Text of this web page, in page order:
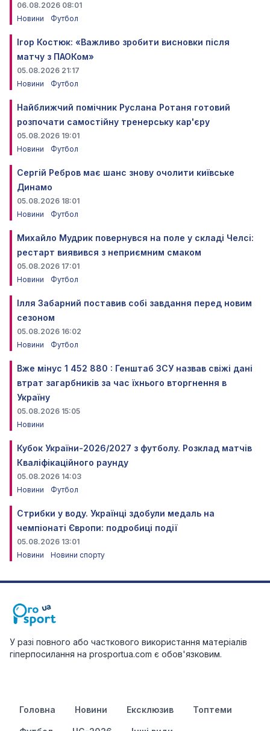
06.08.2026 08:01
Новини
Футбол
Ігор Костюк: «Важливо зробити висновки після
матчу з ПАОКом»
05.08.2026 21:17
Новини
Футбол
Найближчий помічник Руслана Ротаня готовий
розпочати самостійну тренерську кар'єру
05.08.2026 19:01
Новини
Футбол
Сергій Ребров має шанс знову очолити київське
Динамо
05.08.2026 18:01
Новини
Футбол
Михайло Мудрик повернувся на поле у складі Челсі:
рестарт виявився з неприємним смаком
05.08.2026 17:01
Новини
Футбол
Ілля Забарний поставив собі завдання перед новим
сезоном
05.08.2026 16:02
Новини
Футбол
Вже мінус 1 452 880 : Генштаб ЗСУ назвав свіжі дані
втрат загарбників за час їхнього вторгнення в
Україну
05.08.2026 15:05
Новини
Кубок України-2026/2027 з футболу. Розклад матчів
Кваліфікаційного раунду
05.08.2026 14:03
Новини
Футбол
Стрибки у воду. Українці здобули медаль на
чемпіонаті Європи: подробиці події
05.08.2026 13:01
Новини
Новини спорту
У разі повного або часткового використання матеріалів
гіперпосилання на prosportua.com є обов'язковим.
Головна Новини Ексклюзив Топтеми